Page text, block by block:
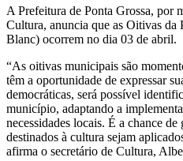
A Prefeitura de Ponta Grossa, por
Cultura, anuncia que as Oitivas
Blanc) ocorrem no dia 03 de abril.
“As oitivas municipais são
têm a oportunidade de expressar
democráticas, será possível
município, adaptando a
necessidades locais. É a chance
destinados à cultura sejam
afirma o secretário de Cultura,